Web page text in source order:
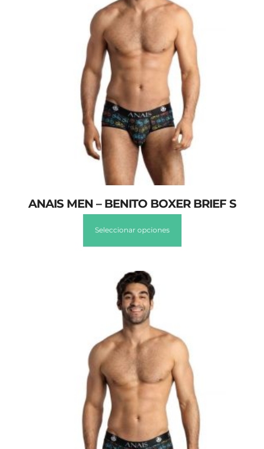
ANAIS MEN – BENITO BOXER BRIEF S
Seleccionar opciones